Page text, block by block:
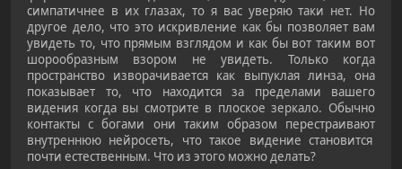
симпатичнее в их глазах, то я вас уверяю таки нет. Но
другое дело, что это искривление как бы позволяет вам
увидеть то, что прямым взглядом и как бы вот таким вот
шорообразным взором не увидеть. Только когда
пространство изворачивается как выпуклая линза, она
показывает то, что находится за пределами вашего
видения когда вы смотрите в плоское зеркало. Обычно
контакты с богами они таким образом перестраивают
внутреннюю нейросеть, что такое видение становится
почти естественным. Что из этого можно делать?